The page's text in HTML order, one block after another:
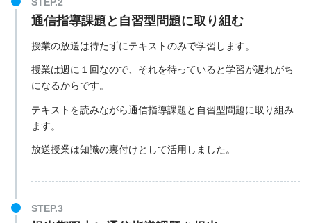
通信指導課題と自習型問題に取り組む
授業の放送は待たずにテキストのみで学習します。
授業は週に１回なので、それを待っていると学習が遅れがち
になるからです。
テキストを読みながら通信指導課題と自習型問題に取り組み
ます。
放送授業は知識の裏付けとして活用しました。